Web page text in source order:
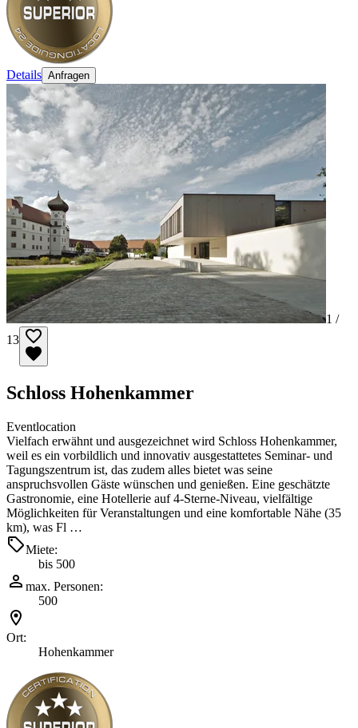
Details Anfragen
1 /
13
Schloss Hohenkammer
Eventlocation
Vielfach erwähnt und ausgezeichnet wird Schloss Hohenkammer,
weil es ein vorbildlich und innovativ ausgestattetes Seminar- und
Tagungszentrum ist, das zudem alles bietet was seine
anspruchsvollen Gäste wünschen und genießen. Eine geschätzte
Gastronomie, eine Hotellerie auf 4-Sterne-Niveau, vielfältige
Möglichkeiten für Veranstaltungen und eine komfortable Nähe (35
km), was Fl …
Miete:
bis 500
max. Personen:
500
Ort:
Hohenkammer